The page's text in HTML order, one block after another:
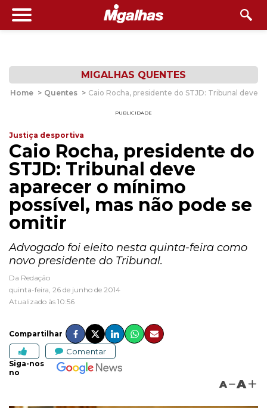
MIGALHAS QUENTES
Home > Quentes > Caio Rocha, presidente do STJD: Tribunal deve
PUBLICIDADE
Justiça desportiva
Caio Rocha, presidente do
STJD: Tribunal deve
aparecer o mínimo
possível, mas não pode se
omitir
Advogado foi eleito nesta quinta-feira como
novo presidente do Tribunal.
Da Redação
quinta-feira, 26 de junho de 2014
Atualizado às 10:56
Compartilhar
Comentar
Siga-nos
no
A A